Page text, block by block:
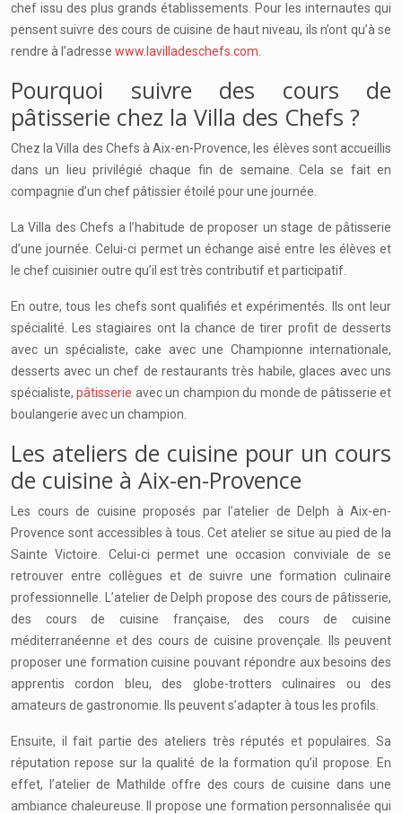
chef issu des plus grands établissements. Pour les internautes qui
pensent suivre des cours de cuisine de haut niveau, ils n’ont qu’à se
rendre à l’adresse www.lavilladeschefs.com
Pourquoi suivre des cours de
pâtisserie chez la Villa des Chefs ?
Chez la Villa des Chefs à Aix-en-Provence, les élèves sont accueillis
dans un lieu privilégié chaque fin de semaine. Cela se fait en
compagnie d’un chef pâtissier étoilé pour une journée.
La Villa des Chefs a l’habitude de proposer un stage de pâtisserie
d’une journée. Celui-ci permet un échange aisé entre les élèves et
le chef cuisinier outre qu’il est très contributif et participatif.
En outre, tous les chefs sont qualifiés et expérimentés. Ils ont leur
spécialité. Les stagiaires ont la chance de tirer profit de desserts
avec un spécialiste, cake avec une Championne internationale,
desserts avec un chef de restaurants très habile, glaces avec uns
spécialiste,pâtisserie avec un champion du monde de pâtisserie et
boulangerie avec un champion.
Les ateliers de cuisine pour un cours
de cuisine à Aix-en-Provence
Les cours de cuisine proposés par l’atelier de Delph à Aix-en-
Provence sont accessibles à tous. Cet atelier se situe au pied de la
Sainte Victoire. Celui-ci permet une occasion conviviale de se
retrouver entre collègues et de suivre une formation culinaire
professionnelle. L’atelier de Delph propose des cours de pâtisserie,
des cours de cuisine française, des cours de cuisine
méditerranéenne et des cours de cuisine provençale. Ils peuvent
proposer une formation cuisine pouvant répondre aux besoins des
apprentis cordon bleu, des globe-trotters culinaires ou des
amateurs de gastronomie. Ils peuvent s’adapter à tous les profils.
Ensuite, il fait partie des ateliers très réputés et populaires. Sa
réputation repose sur la qualité de la formation qu’il propose. En
effet, l’atelier de Mathilde offre des cours de cuisine dans une
ambiance chaleureuse. Il propose une formation personnalisée qui